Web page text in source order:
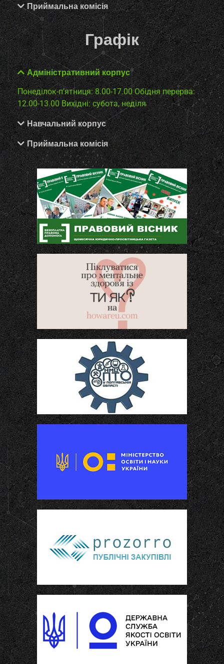
Приймальна комісія
Графік
Адміністративний корпус
Понеділок-п’ятниця: 8.00-17.00 Обідня перерва:
12.00-13.00 Вихідні: субота, неділя
Навчальний корпус
Приймальна комісія